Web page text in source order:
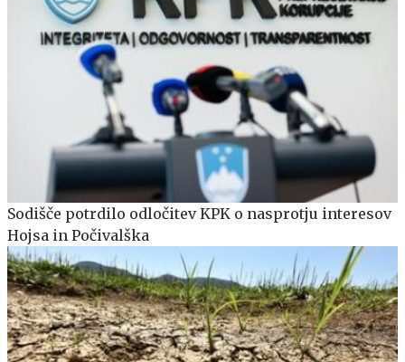
Sodišče potrdilo odločitev KPK o nasprotju interesov
Hojsa in Počivalška